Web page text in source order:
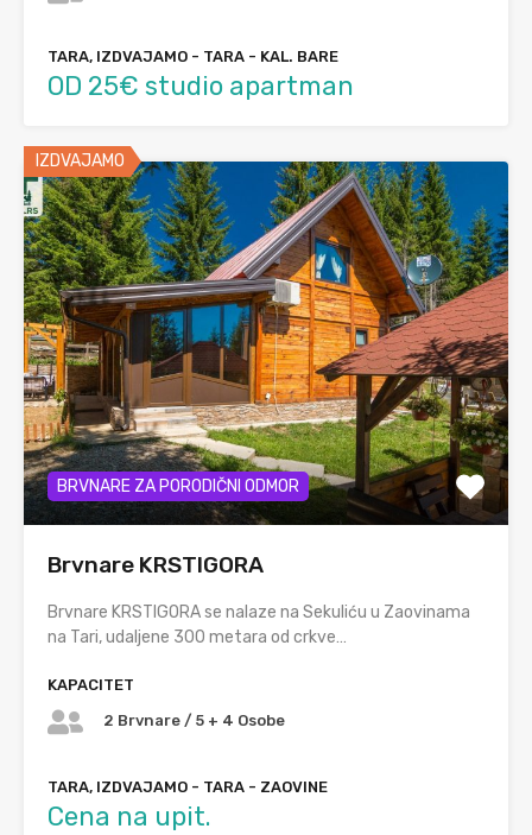
TARA, IZDVAJAMO - TARA - KAL. BARE
OD 25€ studio apartman
IZDVAJAMO
BRVNARE ZA PORODIČNI ODMOR
Brvnare KRSTIGORA
Brvnare KRSTIGORA se nalaze na Sekuliću u Zaovinama
na Tari, udaljene 300 metara od crkve…
KAPACITET
2 Brvnare / 5 + 4 Osobe
TARA, IZDVAJAMO - TARA - ZAOVINE
Cena na upit.